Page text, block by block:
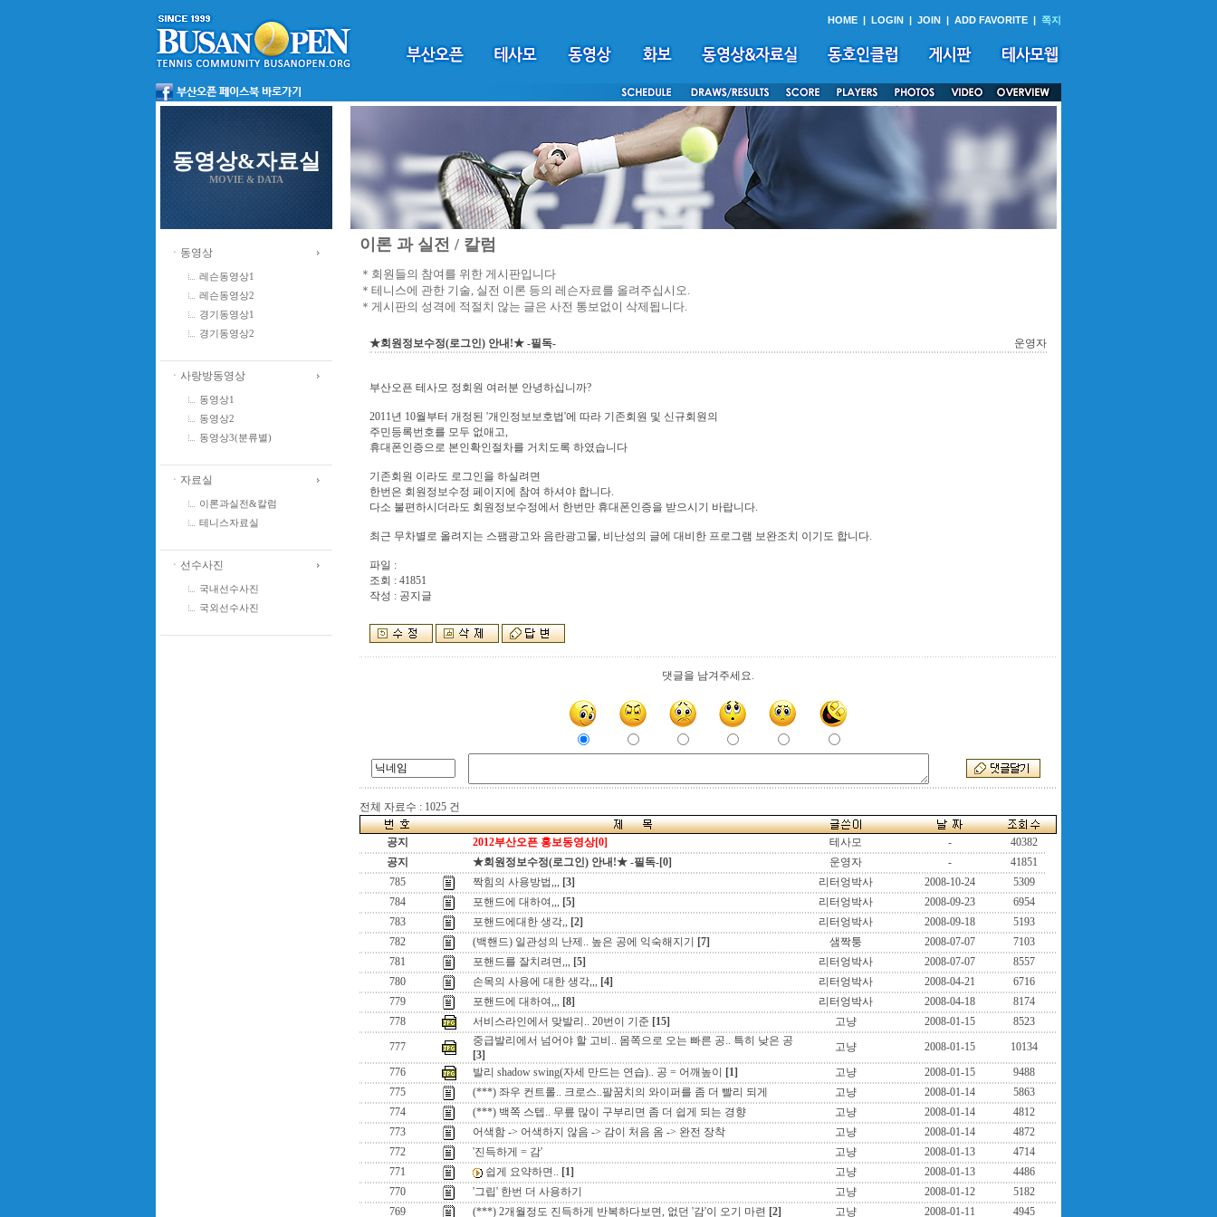
HOME | LOGIN | JOIN | ADD FAVORITE | 쪽지
동영상&자료실
MOVIE & DATA
ㆍ동영상
레슨동영상1
레슨동영상2
경기동영상1
경기동영상2
ㆍ사랑방동영상
동영상1
동영상2
동영상3(분류별)
ㆍ자료실
이론과실전&칼럼
테니스자료실
ㆍ선수사진
국내선수사진
국외선수사진
이론 과 실전 / 칼럼
＊회원들의 참여를 위한 게시판입니다
＊테니스에 관한 기술, 실전 이론 등의 레슨자료를 올려주십시오.
＊게시판의 성격에 적절치 않는 글은 사전 통보없이 삭제됩니다.
★회원정보수정(로그인) 안내!★ -필독- 운영자
부산오픈 테사모 정회원 여러분 안녕하십니까?
2011년 10월부터 개정된 '개인정보보호법'에 따라 기존회원 및 신규회원의
주민등록번호를 모두 없애고,
휴대폰인증으로 본인확인절차를 거치도록 하였습니다
기존회원 이라도 로그인을 하실려면
한번은 회원정보수정 페이지에 참여 하셔야 합니다.
다소 불편하시더라도 회원정보수정에서 한번만 휴대폰인증을 받으시기 바랍니다.
최근 무차별로 올려지는 스팸광고와 음란광고물, 비난성의 글에 대비한 프로그램 보완조치 이기도 합니다.
파일 :
조회 : 41851
작성 : 공지글
댓글을 남겨주세요.
전체 자료수 : 1025 건
공지 2012부산오픈 홍보동영상[0] 테사모 -
40382
공지
★회원정보수정(로그인) 안내!★ -필독-[0] 운영자 -
41851
785
짝힘의 사용방법,,, [3] 리터엉박사 2008-10-24
5309
784
포핸드에 대하여,,, [5] 리터엉박사 2008-09-23
6954
783
포핸드에대한 생각,, [2] 리터엉박사 2008-09-18
5193
782
(백핸드) 일관성의 난제.. 높은 공에 익숙해지기 [7] 샘짝퉁 2008-07-07
7103
781
포핸드를 잘치려면,,, [5] 리터엉박사 2008-07-07
8557
780
손목의 사용에 대한 생각,,, [4] 리터엉박사 2008-04-21
6716
779
포핸드에 대하여,,, [8] 리터엉박사 2008-04-18
8174
778
서비스라인에서 맞발리.. 20번이 기준 [15] 고냥 2008-01-15
8523
777
중급발리에서 넘어야 할 고비.. 몸쪽으로 오는 빠른 공.. 특히 낮은 공
[3]
고냥 2008-01-15
10134
776
발리 shadow swing(자세 만드는 연습).. 공 = 어깨높이 [1] 고냥 2008-01-15
9488
775
(***) 좌우 컨트롤.. 크로스..팔꿈치의 와이퍼를 좀 더 빨리 되게 고냥 2008-01-14
5863
774
(***) 백쪽 스텝.. 무릎 많이 구부리면 좀 더 쉽게 되는 경향 고냥 2008-01-14
4812
773
어색함 -> 어색하지 않음 -> 감이 처음 옴 -> 완전 장착 고냥 2008-01-14
4872
772
'진득하게 = 감' 고냥 2008-01-13
4714
771
쉽게 요약하면.. [1] 고냥 2008-01-13
4486
770
'그립' 한번 더 사용하기 고냥 2008-01-12
5182
769
(***) 2개월정도 진득하게 반복하다보면, 없던 '감'이 오기 마련 [2] 고냥 2008-01-11 4945